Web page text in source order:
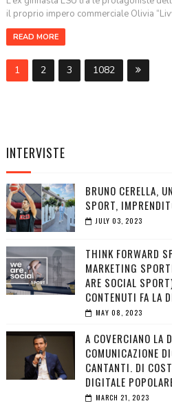
il proprio impero commerciale Olivia
READ MORE
1 2 3 1082
INTERVISTE
BRUNO CERELLA,
SPORT,
JULY 03, 2023
THINK FORWARD
MARKETING
ARE SOCIAL
CONTENUTI FA LA
MAY 08, 2023
A COVERCIANO LA
COMUNICAZIONE
CANTANTI. DI
DIGITALE
MARCH 21, 2023